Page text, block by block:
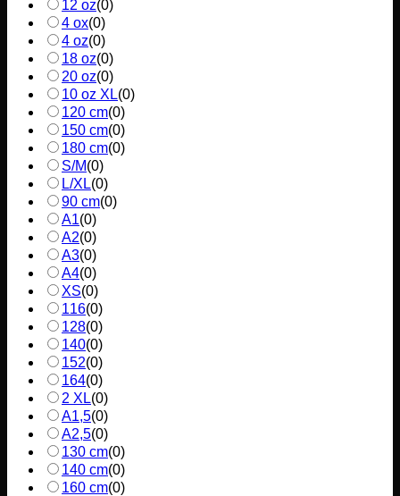
12 oz(0)
4 ox(0)
4 oz(0)
18 oz(0)
20 oz(0)
10 oz XL(0)
120 cm(0)
150 cm(0)
180 cm(0)
S/M(0)
L/XL(0)
90 cm(0)
A1(0)
A2(0)
A3(0)
A4(0)
XS(0)
116(0)
128(0)
140(0)
152(0)
164(0)
2 XL(0)
A1,5(0)
A2,5(0)
130 cm(0)
140 cm(0)
160 cm(0)